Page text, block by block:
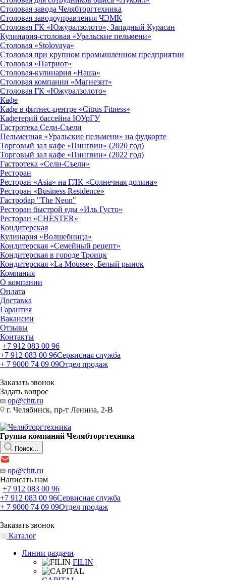
Столовая завода Челябторгтехника
Столовая заводоуправления ЧЭМК
Столовая ГК «Южуралзолото», Западный Курасан
Кулинария-столовая «Уральские пельмени»
Столовая «Stolovaya»
Столовая при крупном промышленном предприятии
Столовая «Патриот»
Столовая-кулинария «Наша»
Столовая компании «Магнезит»
Столовая ГК «Южуралзолото»
Кафе
Кафе в фитнес-центре «Citrus Fitness»
Кафетерий бассейна ЮУрГУ
Гастротека Сели-Съели
Пельменная «Уральские пельмени» на фудкорте
Торговый зал кафе «Пингвин» (2020 год)
Торговый зал кафе «Пингвин» (2022 год)
Гастротека «Сели-Съели»
Ресторан
Ресторан «Asia» на ГЛК «Солнечная долина»
Ресторан «Business Residence»
Гастробар "The Neon"
Ресторан быстрой еды «Иль Густо»
Ресторан «CHESTER»
Кондитерская
Кулинария «Волшебница»
Кондитерская «Семейный рецепт»
Кондитерская в городе Троицк
Кондитерская «La Mousse», Белый рынок
Компания
О компании
Оплата
Доставка
Гарантия
Вакансии
Отзывы
Контакты
+7 912 083 00 96
+7 912 083 00 96Сервисная служба
+ 7 9000 74 09 09Отдел продаж
Заказать звонок
Задать вопрос
op@chtt.ru
г. Челябинск, пр-т Ленина, 2-В
Группа компаний Челябторгтехника
Поиск...
op@chtt.ru
Написать нам
+7 912 083 00 96
+7 912 083 00 96Сервисная служба
+ 7 9000 74 09 09Отдел продаж
Заказать звонок
Каталог
Линии раздачи
FILIN